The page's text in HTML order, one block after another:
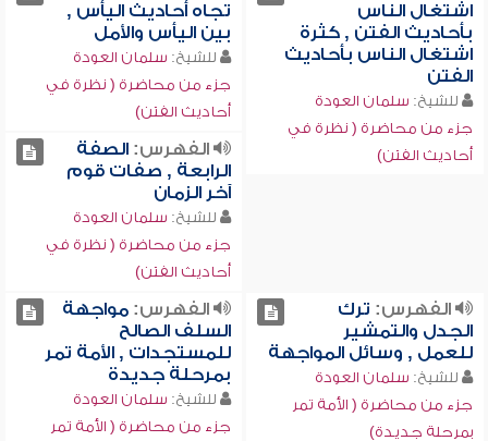
اشتغال الناس
بأحاديث الفتن , كثرة
اشتغال الناس بأحاديث
الفتن
للشيخ: سلمان العودة
جزء من محاضرة ( نظرة في
أحاديث الفتن)
تجاه أحاديث اليأس ,
بين اليأس والأمل
للشيخ: سلمان العودة
جزء من محاضرة ( نظرة في
أحاديث الفتن)
الفهرس:الصفة
الرابعة , صفات قوم
آخر الزمان
للشيخ: سلمان العودة
جزء من محاضرة ( نظرة في
أحاديث الفتن)
الفهرس: ترك
الجدل والتمشير
للعمل , وسائل المواجهة
للشيخ: سلمان العودة
جزء من محاضرة ( الأمة تمر
بمرحلة جديدة)
الفهرس:مواجهة
السلف الصالح
للمستجدات , الأمة تمر
بمرحلة جديدة
للشيخ: سلمان العودة
جزء من محاضرة ( الأمة تمر